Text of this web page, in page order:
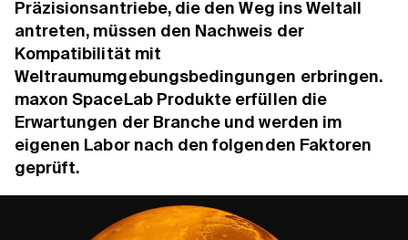
Präzisionsantriebe, die den Weg ins Weltall
antreten, müssen den Nachweis der
Kompatibilität mit
Weltraumumgebungsbedingungen erbringen.
maxon SpaceLab Produkte erfüllen die
Erwartungen der Branche und werden im
eigenen Labor nach den folgenden Faktoren
geprüft.